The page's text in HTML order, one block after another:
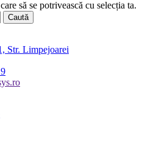
să se potrivească cu selecția ta.
Caută
Str. Limpejoarei